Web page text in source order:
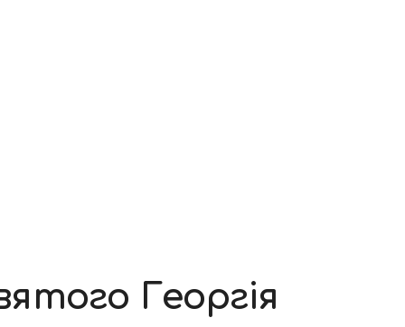
Георгія